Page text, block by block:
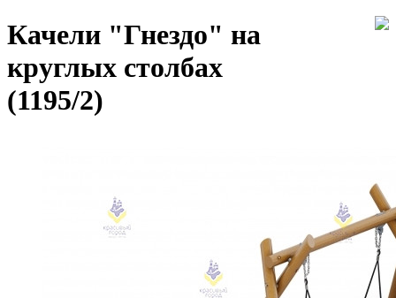
Качели "Гнездо" на
круглых столбах
(1195/2)